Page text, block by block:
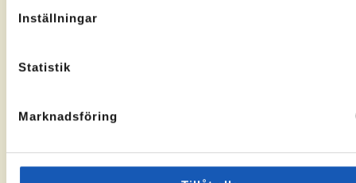
Inställningar
Statistik
Marknadsföring
Åtvidaberg
Åtvidaberg